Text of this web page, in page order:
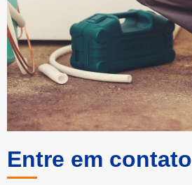
Entre em contato